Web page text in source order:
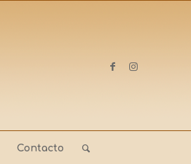
Contacto